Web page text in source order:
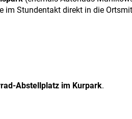
im Stundentakt direkt in die
Abstellplatz im Kurpark.